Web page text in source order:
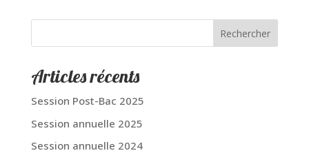
Rechercher
Articles récents
Session Post-Bac 2025
Session annuelle 2025
Session annuelle 2024